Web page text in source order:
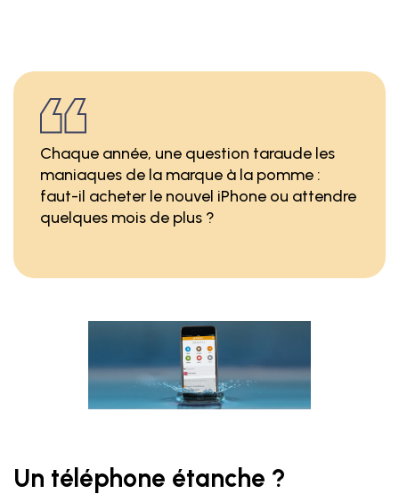
Chaque année, une question taraude les
maniaques de la marque à la pomme :
faut-il acheter le nouvel iPhone ou attendre
quelques mois de plus ?
Un téléphone étanche ?